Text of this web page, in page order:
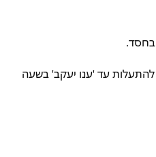
בחסד.
עד 'ענו יעקב' בשעה